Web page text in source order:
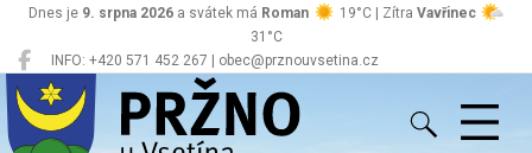
INFO: +420 571 452 267 | obec@prznouvsetina.cz
Dnes je 9. srpna 2026 a svátek má Roman 19°C | Zítra Vavřinec
31°C
Pržno